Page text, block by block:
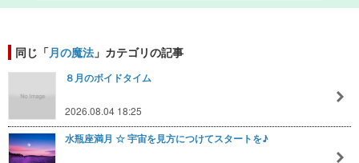
同じ「月の魔法 」カテゴリの記事
８月のボイドタイム
2026.08.04 18:25
水瓶座満月 ☆ 宇宙を見方につけてスタートを♪